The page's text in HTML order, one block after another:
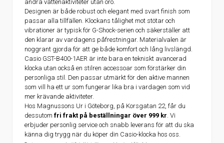
andra vattenaktiviteter utan oro.
Designen är både robust och elegant med svart finish som
passar alla tillfällen. Klockans tålighet mot stötar och
vibrationer är typisk för G-Shock-serien och säkerställer att
den klarar av vardagens påfrestningar. Materialvalen är
noggrant gjorda för att ge både komfort och lång livslängd.
Casio GST-B400-1AER är inte bara en tekniskt avancerad
klocka utan också en stilren accessoar som förstärker din
personliga stil. Den passar utmärkt för den aktive mannen
som vill ha ett ur som fungerar lika bra i vardagen som vid
mer krävande aktiviteter.
Hos Magnussons Ur i Göteborg, på Korsgatan 22, får du
dessutom fri frakt på beställningar över 999 kr . Vi
erbjuder personlig service och snabb leverans för att du ska
känna dig trygg när du köper din Casio-klocka hos oss.